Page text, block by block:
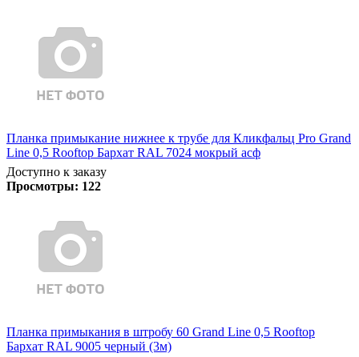
Планка примыкание нижнее к трубе для Кликфальц Pro Grand
Line 0,5 Rooftop Бархат RAL 7024 мокрый асф
Доступно к заказу
Просмотры: 122
Планка примыкания в штробу 60 Grand Line 0,5 Rooftop
Бархат RAL 9005 черный (3м)